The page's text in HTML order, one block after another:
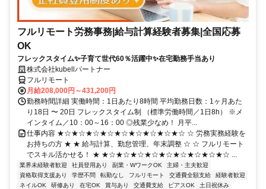
フルリモート労務事務|給与計算経験者募集|全国応募
OK
フレックスタイム✨子育て世代60％活躍中✨在宅勤務手当あり
株式会社kubellパートナー
フルリモート
月給208,000円～431,200円
勤務時間詳細 実働時間：1日あたり8時間 平均勤務日数：1ヶ月あた
り18日 〜 20日 フレックスタイム制 （標準労働時間／1日8h） ※メ
インタイム／10：00～16：00 ◎残業少なめ！ 月平...
仕事内容 ★☆★☆★☆★☆★☆★☆★☆★☆★☆ ☆ 労務実務経験を
お持ちの方 ★ ★ 給与計算、勤怠管理、年末調整 ☆ ☆ フルリモート
でスキル活かせる！ ★ ★☆★☆★☆★☆★☆★☆★☆★☆★☆ ...
業界未経験者歓迎 社員登用あり 副業・WワークOK
主婦・主夫歓迎
資格取得支援あり
学歴不問 転勤なし フルリモート 交通費全額支給
経験者歓迎
ネイルOK
研修あり 在宅OK 賞与あり 交通費支給 ピアスOK
土日祝休み